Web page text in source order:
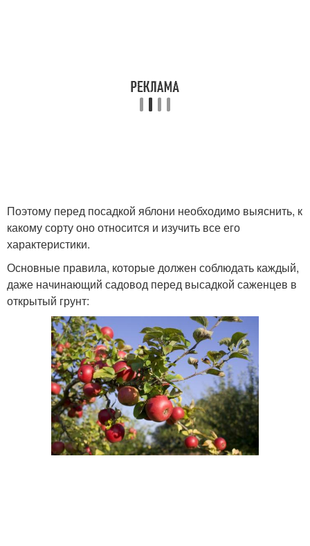
Карликовый сад Яблони от яблони
Поэтому перед посадкой яблони необходимо выяснить, к
какому сорту оно относится и изучить все его
характеристики.
Основные правила, которые должен соблюдать каждый,
даже начинающий садовод перед высадкой саженцев в
открытый грунт: